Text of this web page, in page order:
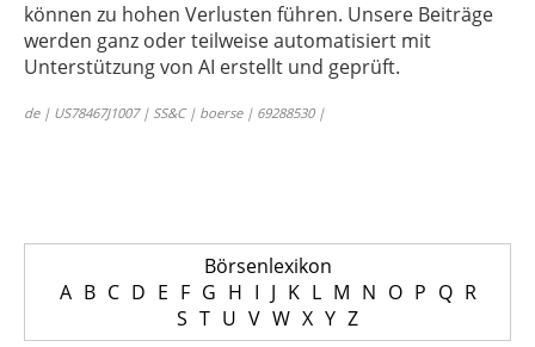
können zu hohen Verlusten führen. Unsere Beiträge
werden ganz oder teilweise automatisiert mit
Unterstützung von AI erstellt und geprüft.
de | US78467J1007 | SS&C | boerse | 69288530 |
Börsenlexikon
A B C D E F G H I J K L M N O P Q R
S T U V W X Y Z